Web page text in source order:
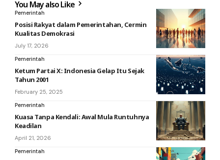
You May also Like
Pemerintah
Posisi Rakyat dalam Pemerintahan, Cermin
Kualitas Demokrasi
July 17, 2026
Pemerintah
Ketum Partai X: Indonesia Gelap Itu Sejak
Tahun 2001
February 25, 2025
Pemerintah
Kuasa Tanpa Kendali: Awal Mula Runtuhnya
Keadilan
April 21, 2026
Pemerintah